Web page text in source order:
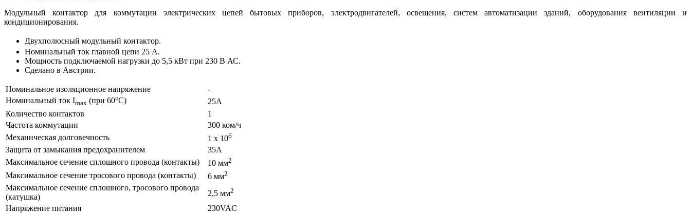
Модульный контактор для коммутации электрических цепей бытовых приборов, электродвигателей, освещения, систем автоматизации зданий, оборудования вентиляции и
кондиционирования.
Двухполюсный модульный контактор.
Номинальный ток главной цепи 25 А.
Мощность подключаемой нагрузки до 5,5 кВт при 230 В АС.
Сделано в Австрии.
Номинальное изоляционное напряжение
-
Номинальный ток Imax (при 60°C)
25А
Количество контактов
1
Частота коммутации
300 ком/ч
Механическая долговечность
1 х 106
Защита от замыкания предохранителем
35А
Максимальное сечение сплошного провода (контакты)
10 мм2
Максимальное сечение тросового провода (контакты) 6 мм2
Максимальное сечение сплошного, тросового провода
(катушка)
2,5 мм2
Напряжение питания
230VAC